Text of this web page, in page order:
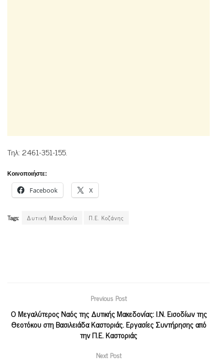
Τηλ: 2461-351-155.
Κοινοποιήστε:
Facebook X
Tags: Δυτική Μακεδονία Π.Ε. Κοζάνης
Previous Post
Ο Μεγαλύτερος Ναός της Δυτικής Μακεδονίας: Ι.Ν. Εισοδίων της
Θεοτόκου στη Βασιλειάδα Καστοριάς. Εργασίες Συντήρησης από
την Π.Ε. Καστοριάς
Next Post